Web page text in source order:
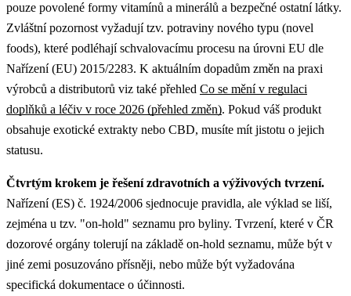
pouze povolené formy vitamínů a minerálů a bezpečné ostatní látky.
Zvláštní pozornost vyžadují tzv. potraviny nového typu (novel
foods), které podléhají schvalovacímu procesu na úrovni EU dle
Nařízení (EU) 2015/2283. K aktuálním dopadům změn na praxi
výrobců a distributorů viz také přehled Co se mění v regulaci
doplňků a léčiv v roce 2026 (přehled změn). Pokud váš produkt
obsahuje exotické extrakty nebo CBD, musíte mít jistotu o jejich
statusu.
Čtvrtým krokem je řešení zdravotních a výživových tvrzení.
Nařízení (ES) č. 1924/2006 sjednocuje pravidla, ale výklad se liší,
zejména u tzv. "on-hold" seznamu pro byliny. Tvrzení, které v ČR
dozorové orgány tolerují na základě on-hold seznamu, může být v
jiné zemi posuzováno přísněji, nebo může být vyžadována
specifická dokumentace o účinnosti.